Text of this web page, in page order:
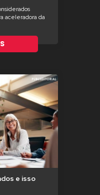
aceleradora da
e isso